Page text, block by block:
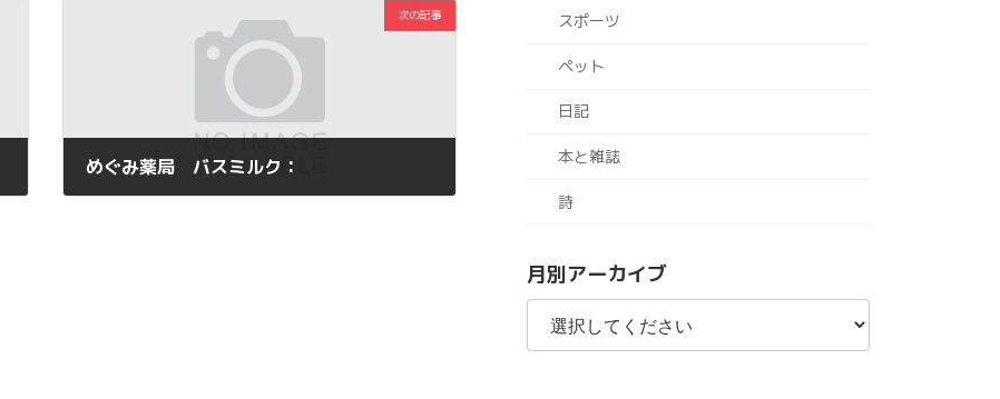
次の記事
めぐみ薬局 バスミルク：
スポーツ
ペット
日記
本と雑誌
詩
月別アーカイブ